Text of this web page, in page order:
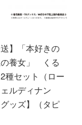
】「本好きの
養女」 くる
セット（ロー
ルディナン
ッズ】（タピ